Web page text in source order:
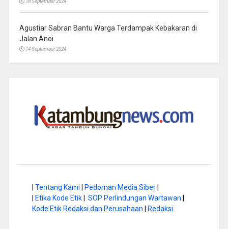
18 September 2024
Agustiar Sabran Bantu Warga Terdampak Kebakaran di
Jalan Anoi
14 September 2024
Tentang Kami Pedoman Media Siber|
Etika Kode Etik| SOP Perlindungan Wartawan
Kode Etik Redaksi dan Perusahaan
Redaksi